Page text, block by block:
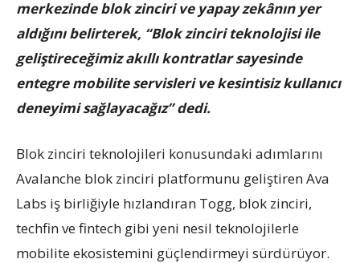
merkezinde blok zinciri ve yapay zekânın yer
aldığını belirterek, “Blok zinciri teknolojisi ile
geliştireceğimiz akıllı kontratlar sayesinde
entegre mobilite servisleri ve kesintisiz kullanıcı
deneyimi sağlayacağız” dedi.
Blok zinciri teknolojileri konusundaki adımlarını
Avalanche blok zinciri platformunu geliştiren Ava
Labs iş birliğiyle hızlandıran Togg, blok zinciri,
techfin ve fintech gibi yeni nesil teknolojilerle
mobilite ekosistemini güçlendirmeyi sürdürüyor.